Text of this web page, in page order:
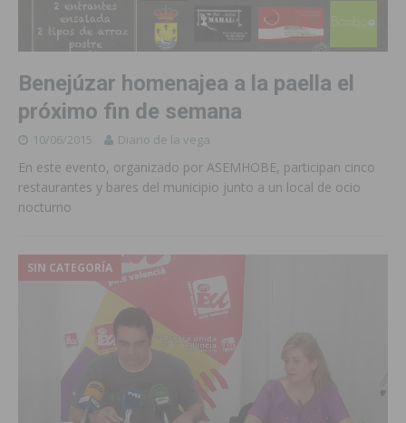
Benejúzar homenajea a la paella el
próximo fin de semana
10/06/2015 Diario de la vega
En este evento, organizado por ASEMHOBE, participan cinco
restaurantes y bares del municipio junto a un local de ocio
nocturno
SIN CATEGORÍA